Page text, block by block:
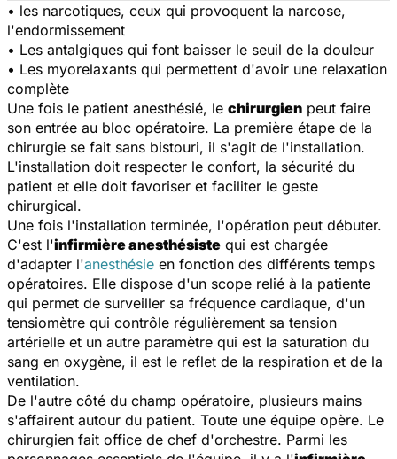
• les narcotiques, ceux qui provoquent la narcose,
l'endormissement
• Les antalgiques qui font baisser le seuil de la douleur
• Les myorelaxants qui permettent d'avoir une relaxation
complète
Une fois le patient anesthésié, le chirurgien peut faire
son entrée au bloc opératoire. La première étape de la
chirurgie se fait sans bistouri, il s'agit de l'installation.
L'installation doit respecter le confort, la sécurité du
patient et elle doit favoriser et faciliter le geste
chirurgical.
Une fois l'installation terminée, l'opération peut débuter.
C'est l'infirmière anesthésiste qui est chargée
d'adapter l'anesthésie en fonction des différents temps
opératoires. Elle dispose d'un scope relié à la patiente
qui permet de surveiller sa fréquence cardiaque, d'un
tensiomètre qui contrôle régulièrement sa tension
artérielle et un autre paramètre qui est la saturation du
sang en oxygène, il est le reflet de la respiration et de la
ventilation.
De l'autre côté du champ opératoire, plusieurs mains
s'affairent autour du patient. Toute une équipe opère. Le
chirurgien fait office de chef d'orchestre. Parmi les